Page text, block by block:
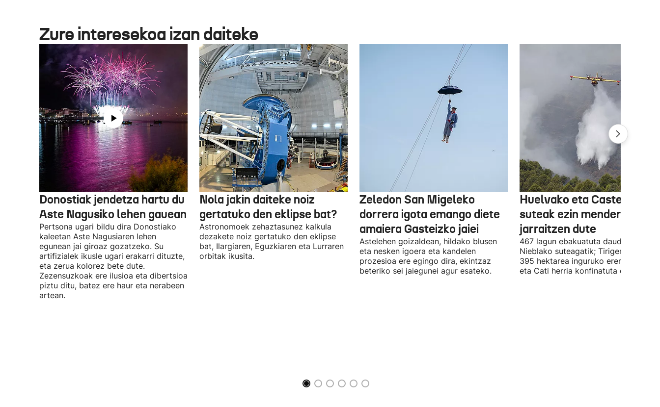
Zure interesekoa izan daiteke
Donostiak jendetza hartu du
Aste Nagusiko lehen gauean
Pertsona ugari bildu dira Donostiako
kaleetan Aste Nagusiaren lehen
egunean jai giroaz gozatzeko. Su
artifizialek ikusle ugari erakarri dituzte,
eta zerua kolorez bete dute.
Zezensuzkoak ere ilusioa eta dibertsioa
piztu ditu, batez ere haur eta nerabeen
artean.
Nola jakin daiteke noiz
gertatuko den eklipse bat?
Astronomoek zehaztasunez kalkula
dezakete noiz gertatuko den eklipse
bat, Ilargiaren, Eguzkiaren eta Lurraren
orbitak ikusita.
Zeledon San Migeleko
dorrera igota emango diete
amaiera Gasteizko jaiei
Astelehen goizaldean, hildako blusen
eta nesken igoera eta kandelen
prozesioa ere egingo dira, ekintzaz
beteriko sei jaiegunei agur esateko.
Huelvako eta Castelloko
suteak ezin menderaturik
jarraitzen dute
467 lagun ebakuatuta daude oraindik
Nieblako suteagatik; Tirigen, berriz,
395 hektarea inguruko eremua erre
eta Cati herria konfinatuta dago.